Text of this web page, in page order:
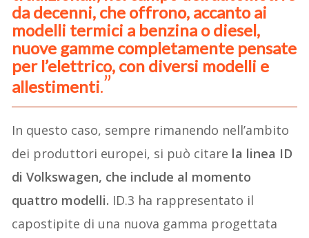
da decenni, che offrono, accanto ai
modelli termici a benzina o diesel,
nuove gamme completamente pensate
per l’elettrico, con diversi modelli e
allestimenti.
In questo caso, sempre rimanendo nell’ambito
dei produttori europei, si può citare la linea ID
di Volkswagen, che include al momento
quattro modelli. ID.3 ha rappresentato il
capostipite di una nuova gamma progettata